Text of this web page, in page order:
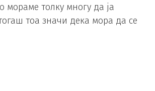
мораме толку многу да ја
тоа значи дека мора да се